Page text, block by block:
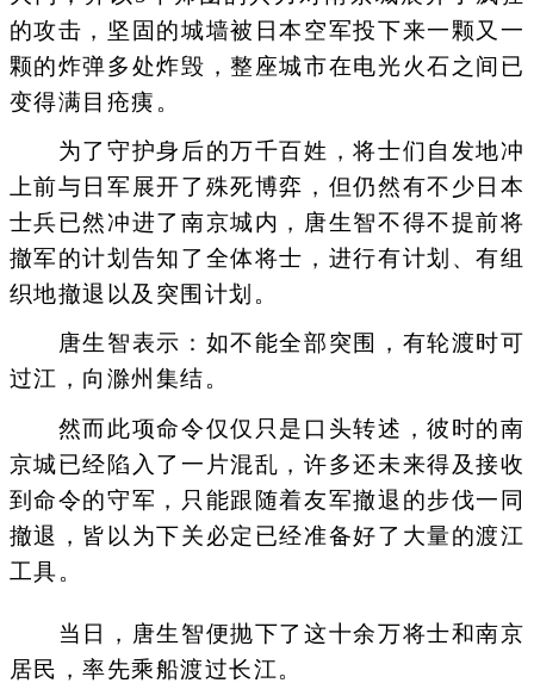
的攻击，坚固的城墙被日本空军投下来一颗又一
颗的炸弹多处炸毁，整座城市在电光火石之间已
变得满目疮痍。
为了守护身后的万千百姓，将士们自发地冲
上前与日军展开了殊死博弈，但仍然有不少日本
士兵已然冲进了南京城内，唐生智不得不提前将
撤军的计划告知了全体将士，进行有计划、有组
织地撤退以及突围计划。
唐生智表示：如不能全部突围，有轮渡时可
过江，向滁州集结。
然而此项命令仅仅只是口头转述，彼时的南
京城已经陷入了一片混乱，许多还未来得及接收
到命令的守军，只能跟随着友军撤退的步伐一同
撤退，皆以为下关必定已经准备好了大量的渡江
工具。
当日，唐生智便抛下了这十余万将士和南京
居民，率先乘船渡过长江。